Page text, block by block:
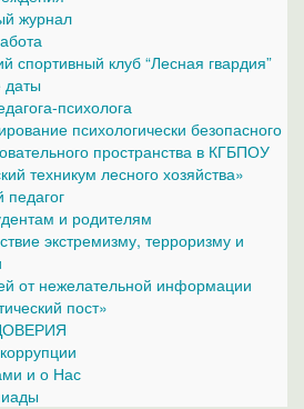
журнал
спортивный клуб “Лесная гвардия”
психолога
психологически безопасного
пространства в КГБПОУ
техникум лесного хозяйства»
и родителям
экстремизму, терроризму и
от нежелательной информации
пост»
и о Нас